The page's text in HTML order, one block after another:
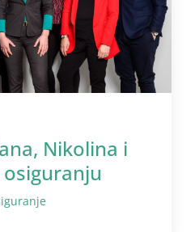
Nikolina i
osiguranju